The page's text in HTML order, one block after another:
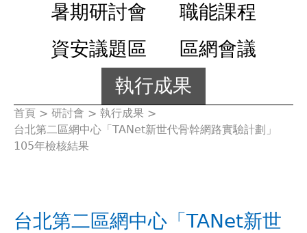
暑期研討會
職能課程
資安議題區
區網會議
執行成果
您
在
裡
首頁 > 研討會 > 執行成果 >
台北第二區網中心「TANet新世代骨幹網路實驗計劃」
105年檢核結果
台北第二區網中心「TANet新世